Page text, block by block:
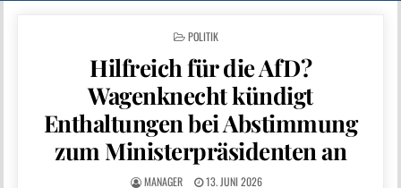
POSTED IN
POLITIK
Hilfreich für die AfD?
Wagenknecht kündigt
Enthaltungen bei Abstimmung
zum Ministerpräsidenten an
MANAGER 13. JUNI 2026